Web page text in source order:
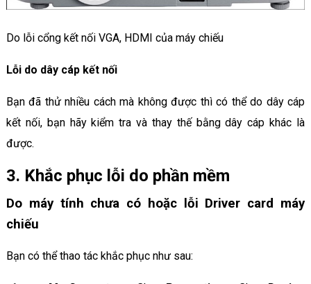
Do lỗi cổng kết nối VGA, HDMI của máy chiếu
Lỗi do dây cáp kết nối
Bạn đã thử nhiều cách mà không được thì có thể do dây cáp
kết nối, bạn hãy kiểm tra và thay thế bằng dây cáp khác là
được.
3. Khắc phục lỗi do phần mềm
Do máy tính chưa có hoặc lỗi Driver card máy
chiếu
Bạn có thể thao tác khắc phục như sau: